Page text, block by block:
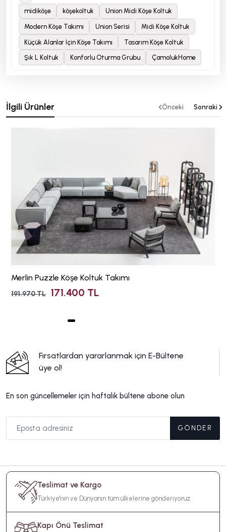
midiköşe köşekoltuk Union Midi Köşe Koltuk
Modern Köşe Takımı Union Serisi Midi Köşe Koltuk
Küçük Alanlar İçin Köşe Takımı Tasarım Köşe Koltuk
Şık L Koltuk Konforlu Oturma Grubu ÇamolukHome
İlgili Ürünler
Merlin Puzzle Köşe Koltuk Takımı
191.970 TL 171.400 TL
Önceki Sonraki
Fırsatlardan yararlanmak için E-Bültene
üye ol!
En son güncellemeler için haftalık bültene abone olun
GÖNDER
Teslimat ve Kargo
Türkiye'nin ve Dünyanın tüm ülkelerine gönderiyoruz
Kapı Önü Teslimat